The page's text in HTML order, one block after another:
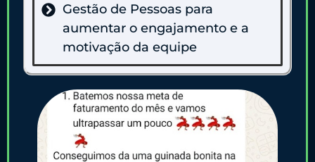
Gestão de Pessoas para
aumentar o engajamento e a
motivação da equipe